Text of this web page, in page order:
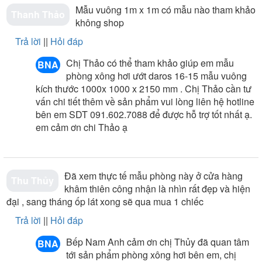
lại ( thân bồn , sen ,...) Sản phẩm phòng xông hơi Daros
được cung cấp chính hãng tại đại lý Nội Thất Nam Anh .
hơi Daros và các sản phẩm phòng xông hơi nhập khẩu
khác tại showroomNội thất Nam Anh trên toàn quốc.
Là đại lý cấp I của Daros, chúng tôi mang đến những
mẫu bếp từ Daros chính hãng với giá tốt nhất, kèm theo
nhiều quà tặng hấp dẫn.
Mẫu vuông 1m x 1m có mẫu nào tham khảo
không shop
Trả lời || Hỏi đáp
BNA
Chị Thảo có thể tham khảo giúp em mẫu
phòng xông hơi ướt daros 16-15 mẫu vuông
kích thước 1000x 1000 x 2150 mm . Chị Thảo cần tư
vấn chi tiết thêm về sản phẩm vui lòng liên hệ hotline
bên em SDT 091.602.7088 để được hỗ trợ tốt nhất ạ.
em cảm ơn chi Thảo ạ
Đã xem thực tế mẫu phòng này ở cửa hàng
khâm thiên công nhận là nhìn rất đẹp và hiện
đại , sang tháng ốp lát xong sẽ qua mua 1 chiếc
Trả lời || Hỏi đáp
BNA
Bếp Nam Anh cảm ơn chị Thủy đã quan tâm
tới sản phẩm phòng xông hơi bên em, chị